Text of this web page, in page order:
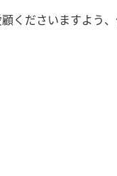
ださいますよう、